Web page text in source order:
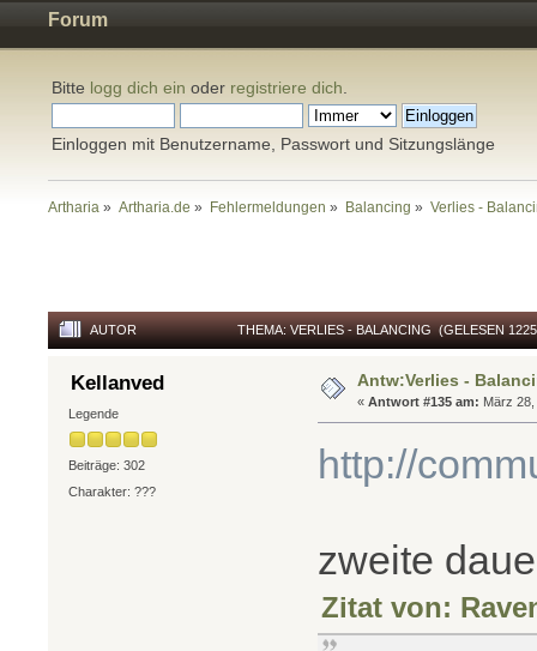
Forum
Bitte logg dich ein oder registriere dich
Einloggen mit Benutzername, Passwort und Sitzungslänge
Artharia » Artharia.de » Fehlermeldungen » Balancing » Verlies -
AUTOR THEMA: VERLIES - BALANCING (GELESEN
Kellanved
Legende
Beiträge: 302
Charakter: ???
Antw:Verlies -
«Antwort #135 am: März
http://
zweite
Zitat von: